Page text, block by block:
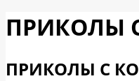
ПРИКОЛЫ
ПРИКОЛЫ С